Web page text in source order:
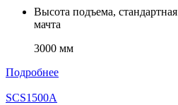
Высота подъема, стандартная
мачта
3000 мм
Подробнее
SCS1500A